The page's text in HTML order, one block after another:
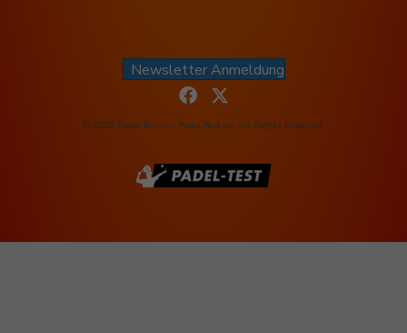
Newsletter Anmeldung
© 2024 Padel Tennis - Padel-Test.de. All Rights Reserved.